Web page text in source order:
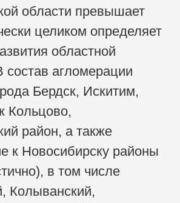
области превышает
целиком определяет
областной
состав агломерации
Бердск, Искитим,
Кольцово,
район, а также
к Новосибирску районы
в том числе
Колыванский,